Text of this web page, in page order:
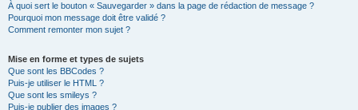
À quoi sert le bouton « Sauvegarder » dans la page de rédaction de message ?
Pourquoi mon message doit être validé ?
Comment remonter mon sujet ?
Mise en forme et types de sujets
Que sont les BBCodes ?
Puis-je utiliser le HTML ?
Que sont les smileys ?
Puis-je publier des images ?